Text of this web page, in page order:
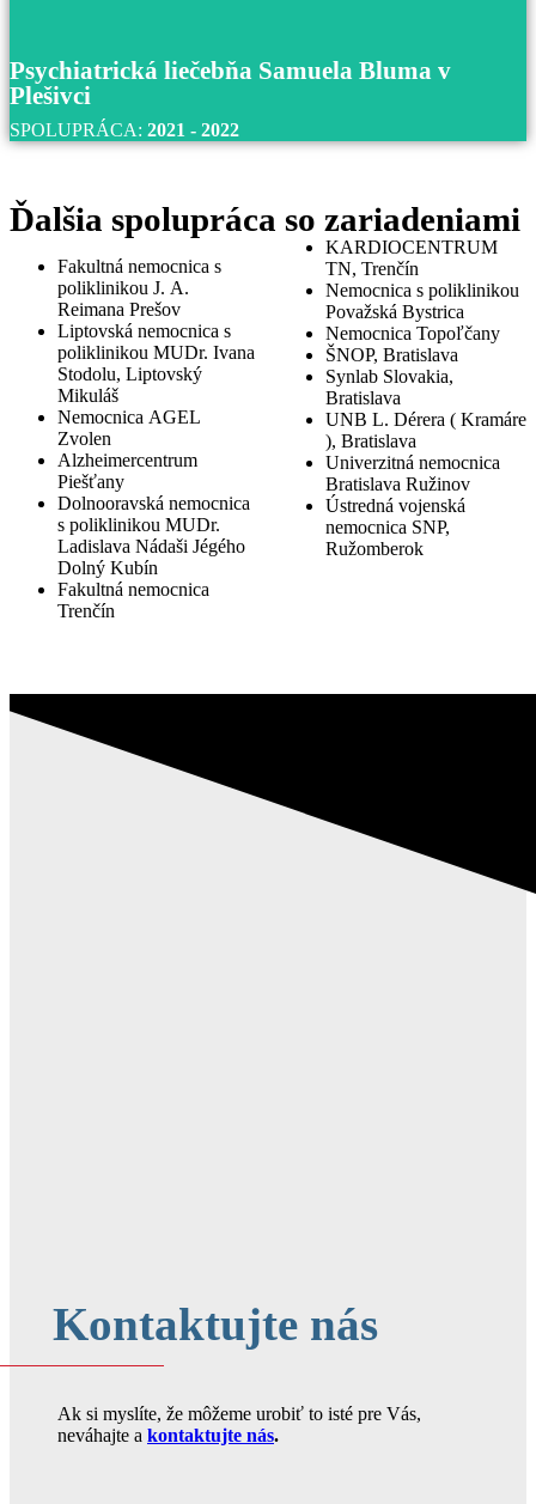
Psychiatrická liečebňa Samuela Bluma v
Plešivci
SPOLUPRÁCA: 2021 - 2022
Psychiatrická liečebňa Samuela Bluma v
Plešivci
S psychiatrickou liečebňou Samuela Bluma v Plešivci
spolupracovali v rokoch 2021 až 2022. Prečítajte si viac
Ďalšia spolupráca so zariadeniami
Fakultná nemocnica s
poliklinikou J. A.
Reimana Prešov
Liptovská nemocnica s
poliklinikou MUDr. Ivana
Stodolu, Liptovský
Mikuláš
Nemocnica AGEL
Zvolen
Alzheimercentrum
Piešťany
Dolnooravská nemocnica
s poliklinikou MUDr.
Ladislava Nádaši Jégého
Dolný Kubín
Fakultná nemocnica
Trenčín
KARDIOCENTRUM
TN, Trenčín
Nemocnica s poliklinikou
Považská Bystrica
Nemocnica Topoľčany
ŠNOP, Bratislava
Synlab Slovakia,
Bratislava
UNB L. Dérera ( Kramáre
), Bratislava
Univerzitná nemocnica
Bratislava Ružinov
Ústredná vojenská
nemocnica SNP,
Ružomberok
Kontaktujte nás
Ak si myslíte, že môžeme urobiť to isté pre Vás,
neváhajte a kontaktujte nás.